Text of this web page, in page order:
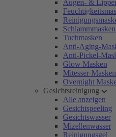
Augen- &
Schlammmasken
Tuchmasken
Anti-Aging-
Anti-Pickel-
Glow Masken
Mitesser-Masken
Overnight
Gesichtsreinigung
Alle anzeigen
Gesichtspeeling
Gesichtswasser
Mizellenwasser
Reinigungsgel